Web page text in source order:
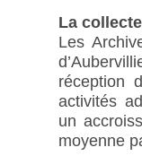
La
Les
réception
activités
un
moyenne